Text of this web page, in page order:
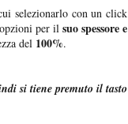
selezionarlo con un click
per il suo spessore e
del 100%.
si tiene premuto il tasto